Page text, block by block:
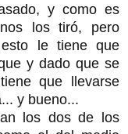
y como es
los tiró, pero
le tiene que
y dado que se
que llevarse
y bueno...
los dos de los